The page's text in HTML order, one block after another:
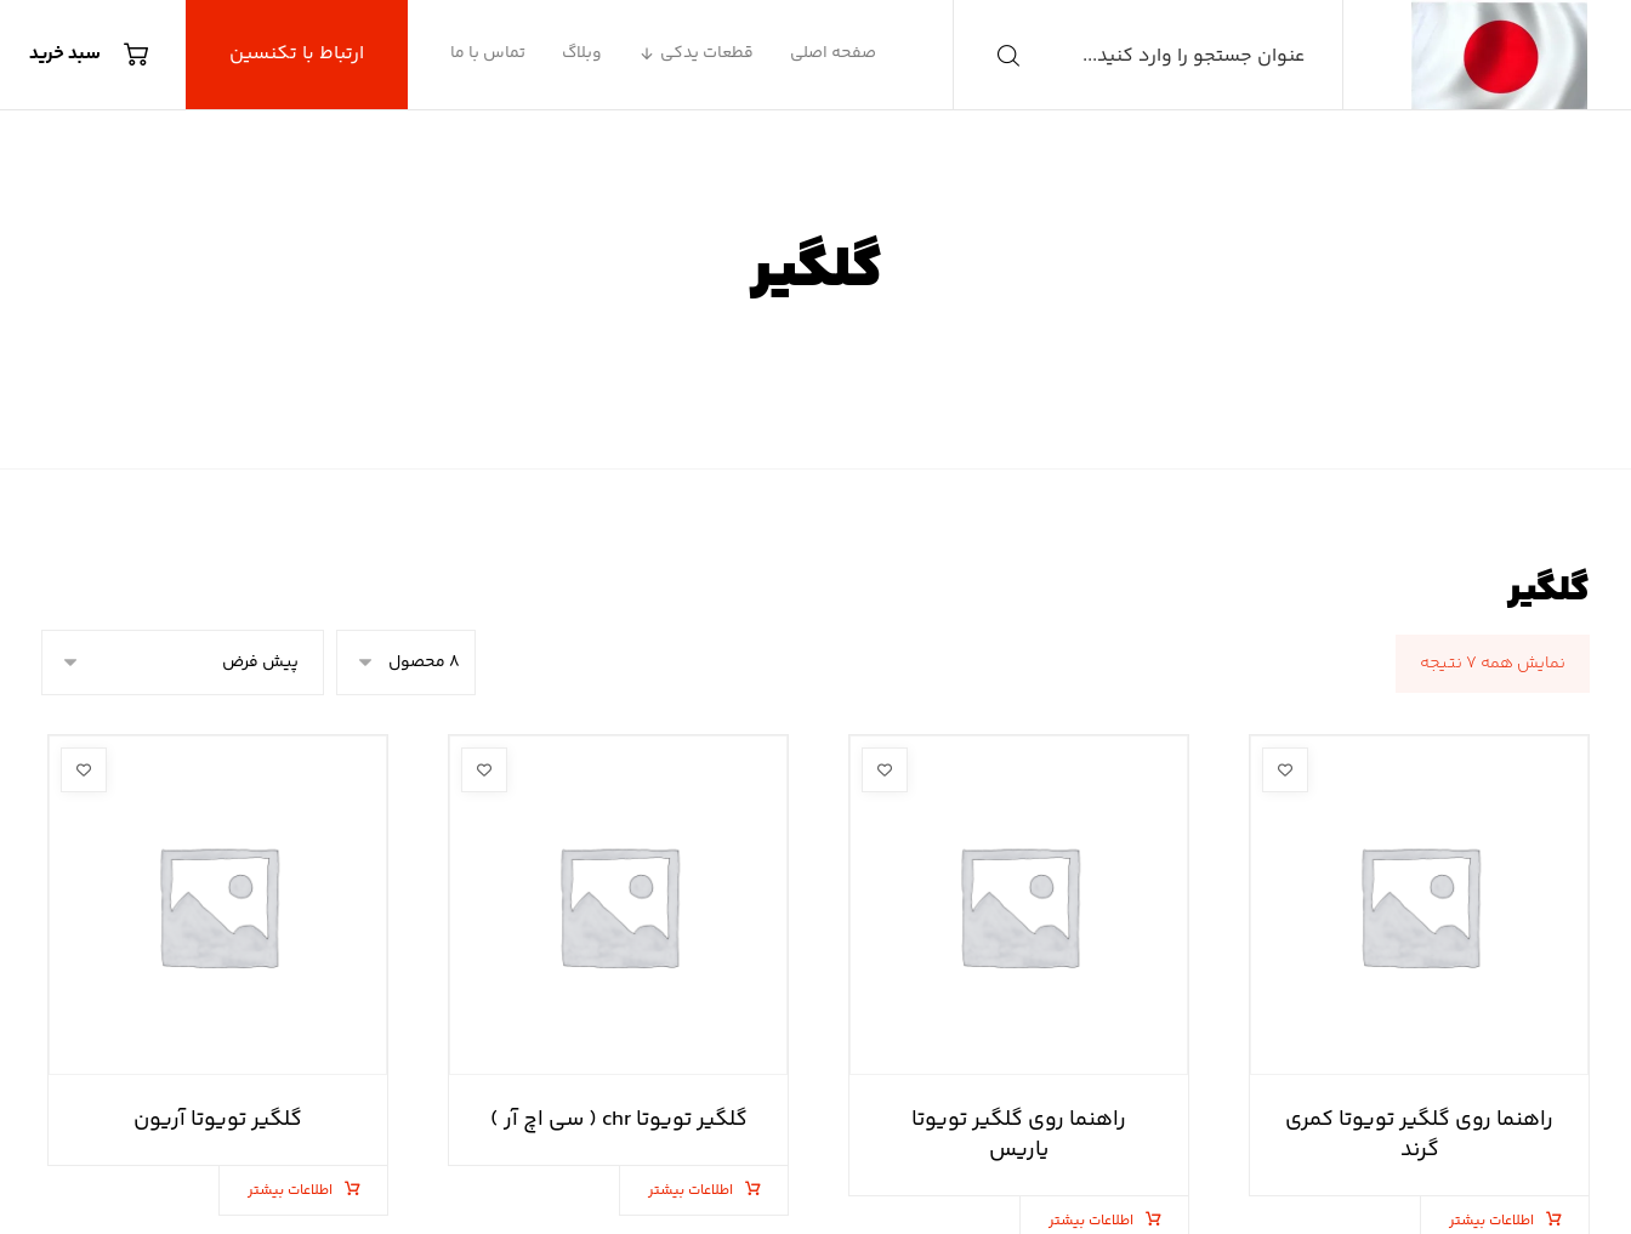
سبد خرید ارتباط با تکنسین صفحه اصلی قطعات یدکی وبلاگ تماس با ما
گلگیر
گلگیر
نمایش همه ۷ نتیجه
راهنما روی گلگیر تویوتا کمری
گرند
اطلاعات بیشتر
راهنما روی گلگیر تویوتا
یاریس
اطلاعات بیشتر
گلگیر تویوتا chr ( سی اچ آر )
اطلاعات بیشتر
گلگیر تویوتا آریون
اطلاعات بیشتر